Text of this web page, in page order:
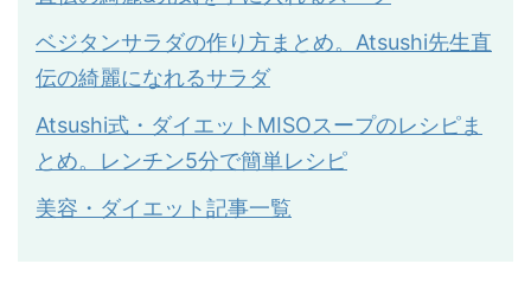
ベジタンサラダの作り方まとめ。Atsushi先生直
伝の綺麗になれるサラダ
Atsushi式・ダイエットMISOスープのレシピま
とめ。レンチン5分で簡単レシピ
美容・ダイエット記事一覧